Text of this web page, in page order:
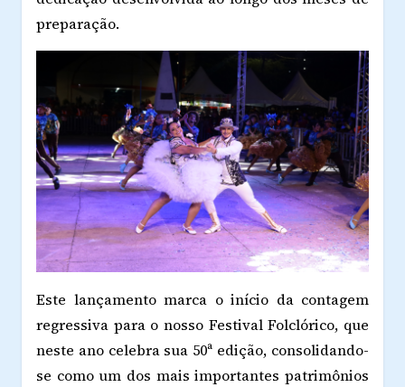
preparação.
Este lançamento marca o início da contagem
regressiva para o nosso Festival Folclórico, que
neste ano celebra sua 50ª edição, consolidando-
se como um dos mais importantes patrimônios